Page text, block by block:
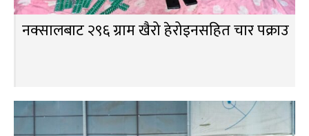
नक्सालबाट २९६ ग्राम खैरो हेरोइनसहित चार पक्राउ